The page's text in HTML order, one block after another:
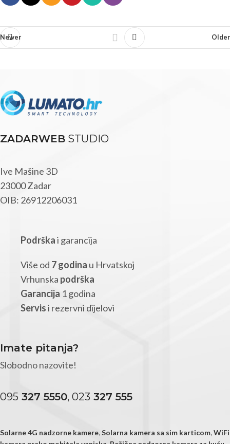
Newer Older
ZADARWEB STUDIO
Ive Mašine 3D
23000 Zadar
OIB: 26912206031
Podrškai garancija
Više od 7 godina u Hrvatskoj
Vrhunska podrška
Garancija 1 godina
Servisi rezervni dijelovi
Imate pitanja?
Slobodno nazovite!
095 327 5550, 023 327 555
Solarne 4G nadzorne kamere,Solarna kamera sa sim karticom,WiFi